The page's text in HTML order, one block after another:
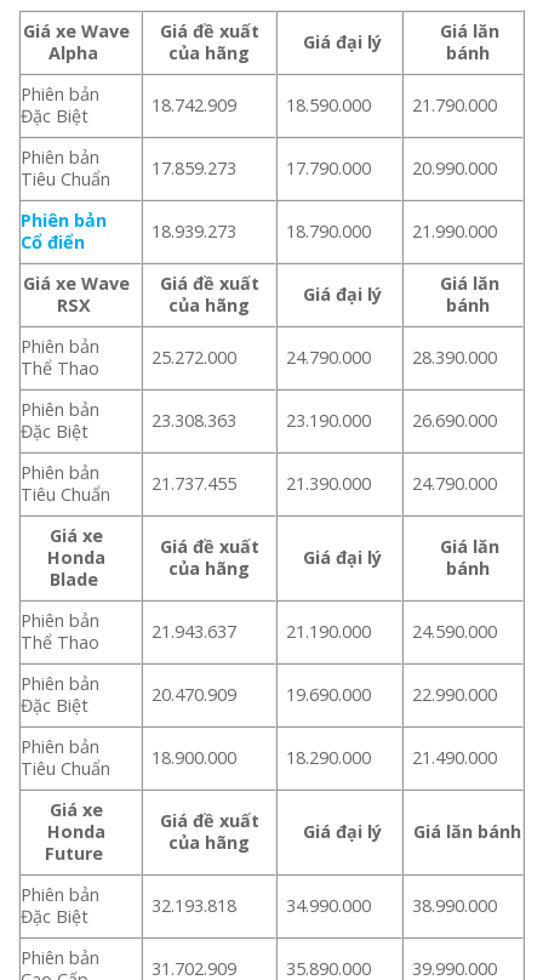
Giá xe Wave
Alpha
Giá đề xuất
của hãng
Giá đại lý
Giá lăn
bánh
Phiên bản
Đặc Biệt
18.742.909 18.590.000 21.790.000
Phiên bản
Tiêu Chuẩn
17.859.273 17.790.000 20.990.000
Phiên bản
Cổ điển
18.939.273 18.790.000 21.990.000
Giá xe Wave
RSX
Giá đề xuất
của hãng
Giá đại lý
Giá lăn
bánh
Phiên bản
Thể Thao
25.272.000 24.790.000 28.390.000
Phiên bản
Đặc Biệt
23.308.363 23.190.000 26.690.000
Phiên bản
Tiêu Chuẩn
21.737.455 21.390.000 24.790.000
Giá xe
Honda
Blade
Giá đề xuất
của hãng
Giá đại lý
Giá lăn
bánh
Phiên bản
Thể Thao
21.943.637 21.190.000 24.590.000
Phiên bản
Đặc Biệt
20.470.909 19.690.000 22.990.000
Phiên bản
Tiêu Chuẩn
18.900.000 18.290.000 21.490.000
Giá xe
Honda
Future
Giá đề xuất
của hãng
Giá đại lý Giá lăn bánh
Phiên bản
Đặc Biệt
32.193.818 34.990.000 38.990.000
Phiên bản
31.702.909 35.890.000 39.990.000